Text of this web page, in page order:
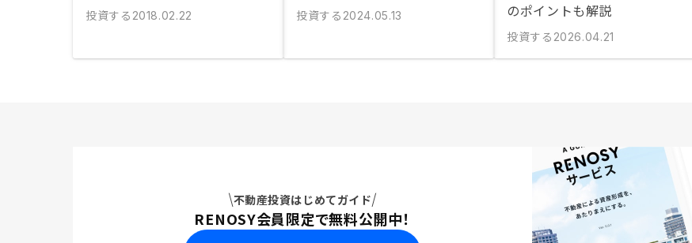
投資する 2018.02.22 投資する 2024.05.13
のポイントも解説
投資する 2026.04.21
不動産投資はじめてガイド
RENOSY会員限定で無料公開中！